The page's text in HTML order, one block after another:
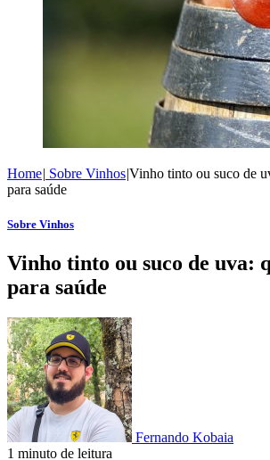
Home| Sobre Vinhos|Vinho tinto ou suco de
para saúde
Sobre Vinhos
Vinho tinto ou suco de uva:
para saúde
Fernando Kobaia
1 minuto de leitura